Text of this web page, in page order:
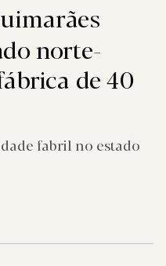
norte-
de 40
fabril no estado